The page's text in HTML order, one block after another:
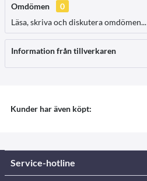
Omdömen
0
Läsa, skriva och diskutera omdömen...
Information från tillverkaren
Kunder har även köpt:
Service-hotline